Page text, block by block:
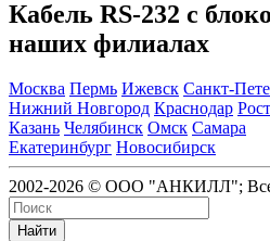
Кабель RS-232 с
наших филиалах
Москва Пермь Ижевск Санкт-
Нижний Новгород Краснодар
Казань Челябинск Омск Самара
Екатеринбург Новосибирск
2002-2026 © ООО "АНКИЛЛ"; Все
Найти